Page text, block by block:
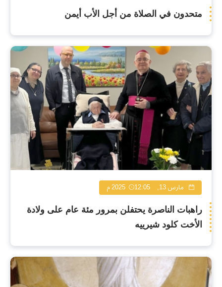
متحدون في الصلاة من أجل الأب أيمن
مارس 13, 2025 12:05 م
راهبات الناصرة يحتفلن بمرور مئة عام على ولادة
الأخت كلود شيرييه